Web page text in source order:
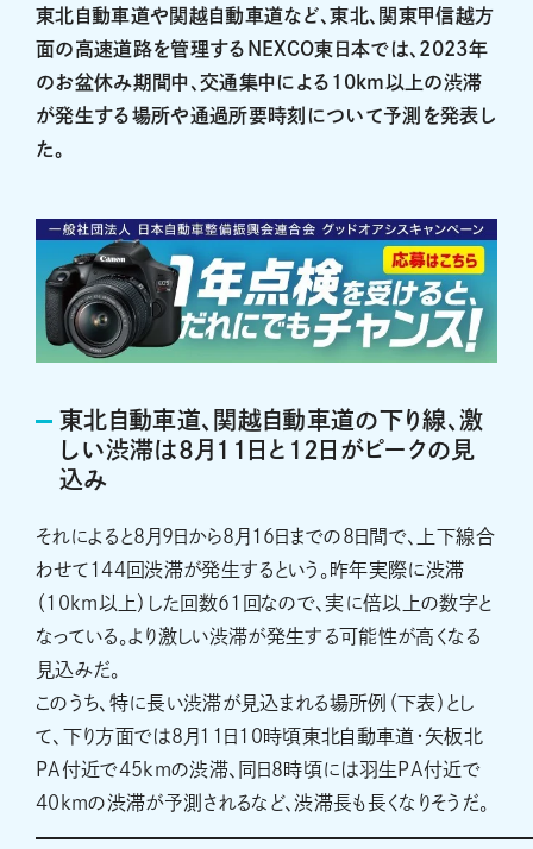
東北自動車道や関越自動車道など、東北、関東甲信越方
面の高速道路を管理するNEXCO東日本では、2023年
のお盆休み期間中、交通集中による10km以上の渋滞
が発生する場所や通過所要時刻について予測を発表し
た。
東北自動車道、関越自動車道の下り線、激
しい渋滞は8月11日と12日がピークの見
込み
それによると8月9日から8月16日までの8日間で、上下線合
わせて144回渋滞が発生するという。昨年実際に渋滞
（10km以上）した回数61回なので、実に倍以上の数字と
なっている。より激しい渋滞が発生する可能性が高くなる
見込みだ。
このうち、特に長い渋滞が見込まれる場所例（下表）とし
て、下り方面では8月11日10時頃東北自動車道・矢板北
PA付近で45kmの渋滞、同日8時頃には羽生PA付近で
40kmの渋滞が予測されるなど、渋滞長も長くなりそうだ。